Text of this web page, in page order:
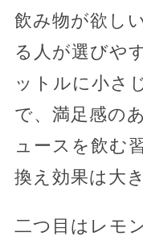
飲み物が欲し
る人が選びや
ットルに小さ
で、満足感の
ュースを飲む
換え効果は大き
二つ目はレモ